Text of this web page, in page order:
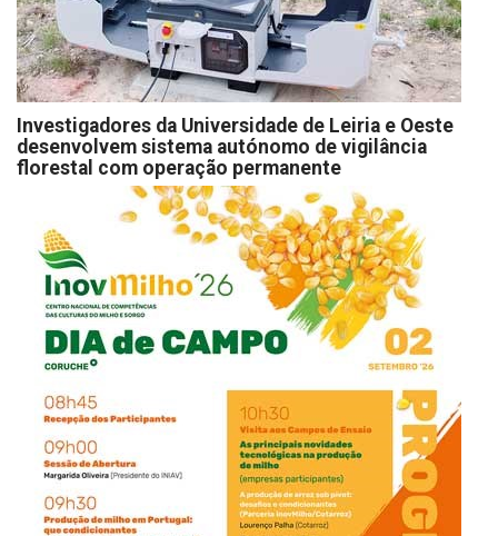
Investigadores da Universidade de Leiria e Oeste
desenvolvem sistema autónomo de vigilância
florestal com operação permanente